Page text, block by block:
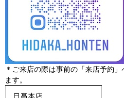
＊ご来店の際は事前の「来店予約
ます。